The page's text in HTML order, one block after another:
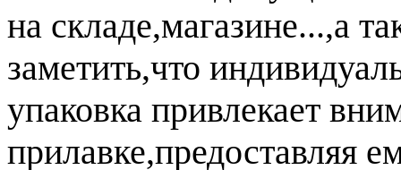
на складе,магазине...,а
заметить,что
упаковка привлекает
прилавке,предоставляя